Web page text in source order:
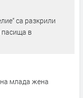
са разкрили
пасища в
млада жена